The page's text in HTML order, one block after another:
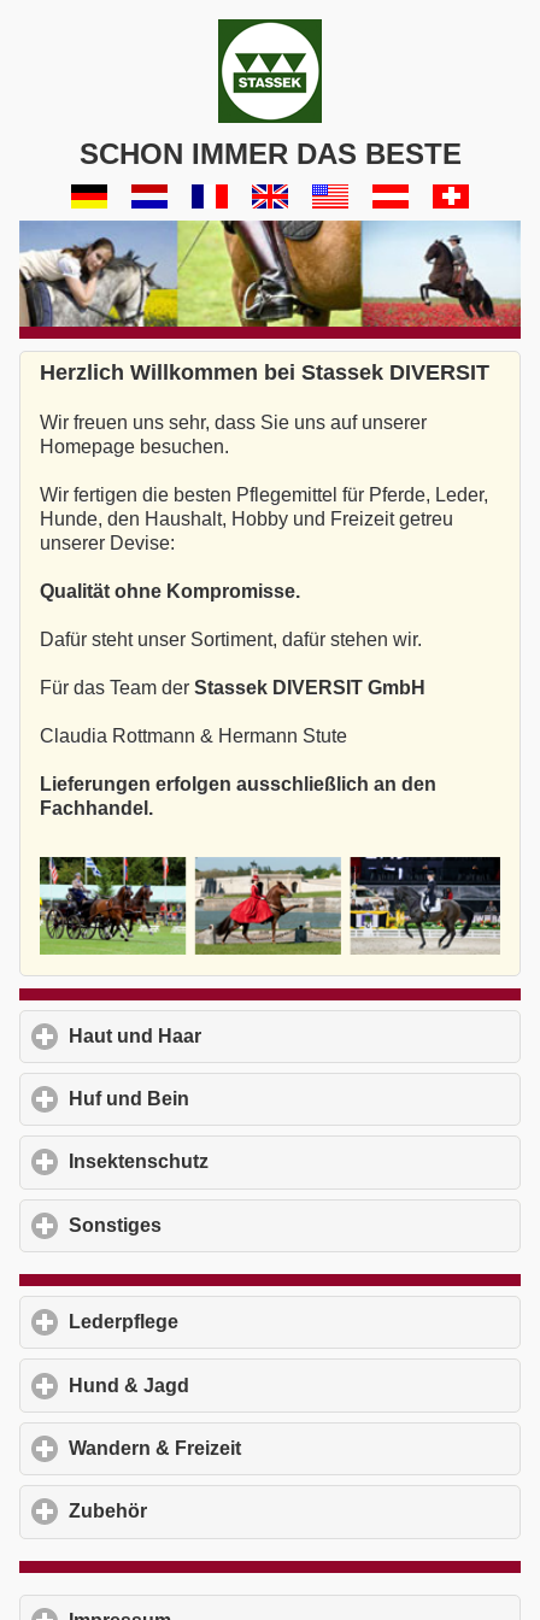
SCHON IMMER DAS BESTE
Herzlich Willkommen bei Stassek DIVERSIT
Wir freuen uns sehr, dass Sie uns auf unserer
Homepage besuchen.
Wir fertigen die besten Pflegemittel für Pferde, Leder,
Hunde, den Haushalt, Hobby und Freizeit getreu
unserer Devise:
Qualität ohne Kompromisse.
Dafür steht unser Sortiment, dafür stehen wir.
Für das Team der Stassek DIVERSIT GmbH
Claudia Rottmann & Hermann Stute
Lieferungen erfolgen ausschließlich an den
Fachhandel.
Haut und Haar
Huf und Bein
Insektenschutz
Sonstiges
Lederpflege
Hund & Jagd
Wandern & Freizeit
Zubehör